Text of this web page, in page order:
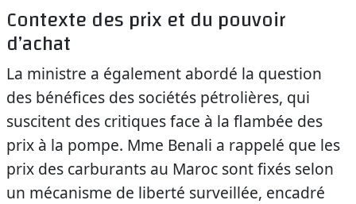
Contexte des prix et du pouvoir
d’achat
La ministre a également abordé la question
des bénéfices des sociétés pétrolières, qui
suscitent des critiques face à la flambée des
prix à la pompe. Mme Benali a rappelé que les
prix des carburants au Maroc sont fixés selon
un mécanisme de liberté surveillée, encadré